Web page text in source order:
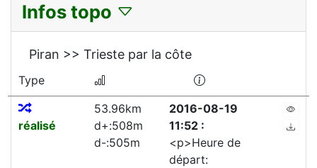
Infos topo
Piran >> Trieste par la côte
Type
réalisé
53.96km
d+:508m
d-:505m
2016-08-19
11:52 :
<p>Heure de
départ: